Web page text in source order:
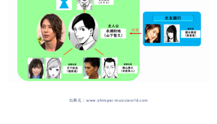
出典元：www.shimpei-musicworld.com